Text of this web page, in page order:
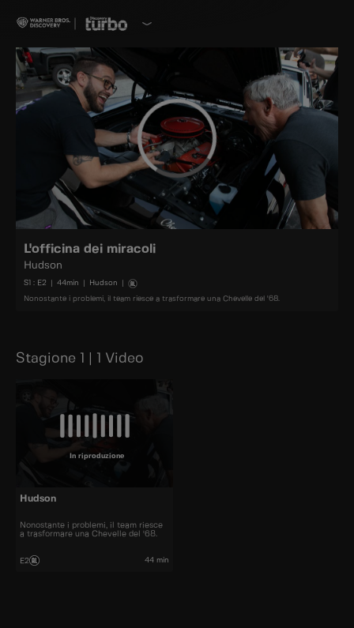
L'officina dei miracoli
Hudson
S1 : E2 44min Hudson
Nonostante i problemi, il team riesce a trasformare una Chevelle del '68.
Stagione 1 | 1 Video
In riproduzione
Hudson
Nonostante i problemi, il team riesce
a trasformare una Chevelle del '68.
E2 44 min